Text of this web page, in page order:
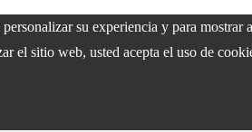
su experiencia y para
el sitio web, usted acepta el uso de